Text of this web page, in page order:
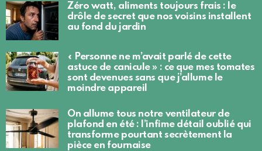
Zéro watt, aliments toujours frais : le
drôle de secret que nos voisins installent
au fond du jardin
« Personne ne m’avait parlé de cette
astuce de canicule » : ce que mes tomates
sont devenues sans que j’allume le
moindre appareil
On allume tous notre ventilateur de
plafond en été : l’infime détail oublié qui
transforme pourtant secrètement la
pièce en fournaise